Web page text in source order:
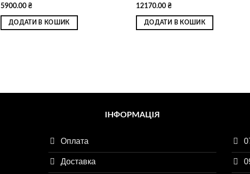
5900.00₴
ДОДАТИ В КОШИК
12170.00₴
ДОДАТИ В КОШИК
ІНФОРМАЦІЯ
Оплата
Доставка